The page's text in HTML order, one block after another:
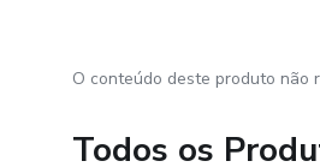
O conteúdo deste produto não
Todos os